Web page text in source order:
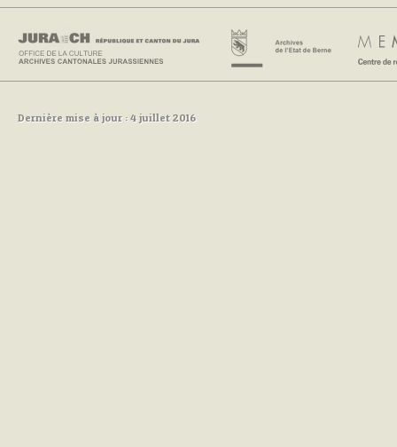
Dernière mise à jour : 4 juillet 2016